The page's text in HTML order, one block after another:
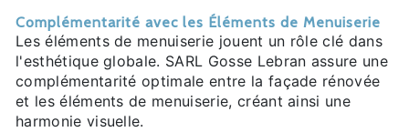
Complémentarité avec les Éléments de Menuiserie
Les éléments de menuiserie jouent un rôle clé dans
l'esthétique globale. SARL Gosse Lebran assure une
complémentarité optimale entre la façade rénovée
et les éléments de menuiserie, créant ainsi une
harmonie visuelle.